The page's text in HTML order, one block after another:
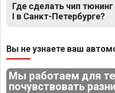
Где сделать чип
I в Санкт-Петербурге?
Вы не узнаете ваш
Мы работаем для
почувствовать